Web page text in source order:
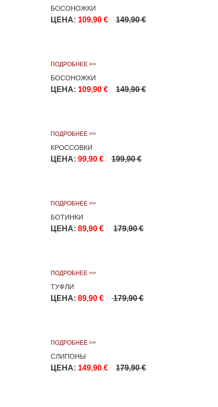
БОСОНОЖКИ
ЦЕНА: 109,90 € 149,90 €
ПОДРОБНЕЕ >>
БОСОНОЖКИ
ЦЕНА: 109,90 € 149,90 €
ПОДРОБНЕЕ >>
КРОССОВКИ
ЦЕНА: 99,90 € 199,90 €
ПОДРОБНЕЕ >>
БОТИНКИ
ЦЕНА: 89,90 € 179,90 €
ПОДРОБНЕЕ >>
ТУФЛИ
ЦЕНА: 89,90 € 179,90 €
ПОДРОБНЕЕ >>
СЛИПОНЫ
ЦЕНА: 149,90 € 179,90 €